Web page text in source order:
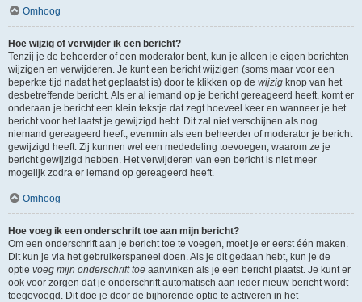
Omhoog
Hoe wijzig of verwijder ik een bericht?
Tenzij je de beheerder of een moderator bent, kun je alleen je eigen berichten
wijzigen en verwijderen. Je kunt een bericht wijzigen (soms maar voor een
beperkte tijd nadat het geplaatst is) door te klikken op de wijzig knop van het
desbetreffende bericht. Als er al iemand op je bericht gereageerd heeft, komt er
onderaan je bericht een klein tekstje dat zegt hoeveel keer en wanneer je het
bericht voor het laatst je gewijzigd hebt. Dit zal niet verschijnen als nog
niemand gereageerd heeft, evenmin als een beheerder of moderator je bericht
gewijzigd heeft. Zij kunnen wel een mededeling toevoegen, waarom ze je
bericht gewijzigd hebben. Het verwijderen van een bericht is niet meer
mogelijk zodra er iemand op gereageerd heeft.
Omhoog
Hoe voeg ik een onderschrift toe aan mijn bericht?
Om een onderschrift aan je bericht toe te voegen, moet je er eerst één maken.
Dit kun je via het gebruikerspaneel doen. Als je dit gedaan hebt, kun je de
optie voeg mijn onderschrift toe aanvinken als je een bericht plaatst. Je kunt er
ook voor zorgen dat je onderschrift automatisch aan ieder nieuw bericht wordt
toegevoegd. Dit doe je door de bijhorende optie te activeren in het